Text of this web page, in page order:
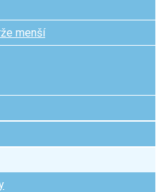
menší